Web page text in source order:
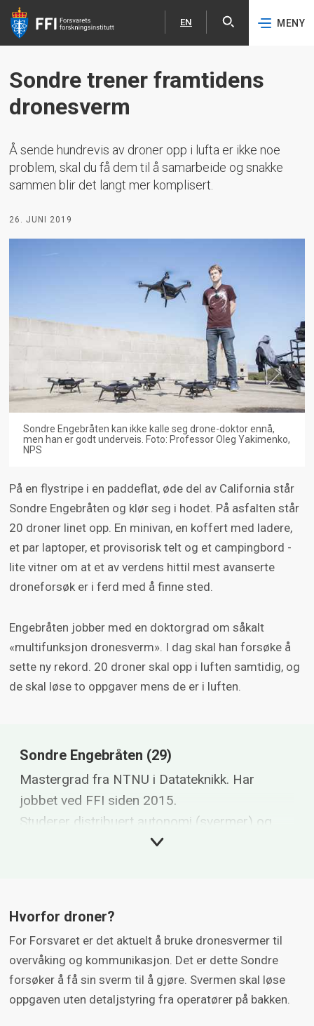
Hopp til hovedinnhold
EN
English MENY
Sondre trener framtidens
dronesverm
Å sende hundrevis av droner opp i lufta er ikke noe
problem, skal du få dem til å samarbeide og snakke
sammen blir det langt mer komplisert.
26. JUNI 2019
Sondre Engebråten kan ikke kalle seg drone-doktor ennå,
men han er godt underveis. Foto: Professor Oleg Yakimenko,
NPS
På en flystripe i en paddeflat, øde del av California står
Sondre Engebråten og klør seg i hodet. På asfalten står
20 droner linet opp. En minivan, en koffert med ladere,
et par laptoper, et provisorisk telt og et campingbord -
lite vitner om at et av verdens hittil mest avanserte
droneforsøk er i ferd med å finne sted.
Engebråten jobber med en doktorgrad om såkalt
«multifunksjon dronesverm». I dag skal han forsøke å
sette ny rekord. 20 droner skal opp i luften samtidig, og
de skal løse to oppgaver mens de er i luften.
Sondre Engebråten (29)
Mastergrad fra NTNU i Datateknikk. Har
jobbet ved FFI siden 2015.
Studerer distribuert autonomi (svermer) og
samhandling for autonome enheter. Var på
om hvordan dronesvermer kan løse flere
oppgaver samtidig.
FFIs autonomiprosjekt
Hvorfor droner?
For Forsvaret er det aktuelt å bruke dronesvermer til
overvåking og kommunikasjon. Det er dette Sondre
forsøker å få sin sverm til å gjøre. Svermen skal løse
oppgaven uten detaljstyring fra operatører på bakken.